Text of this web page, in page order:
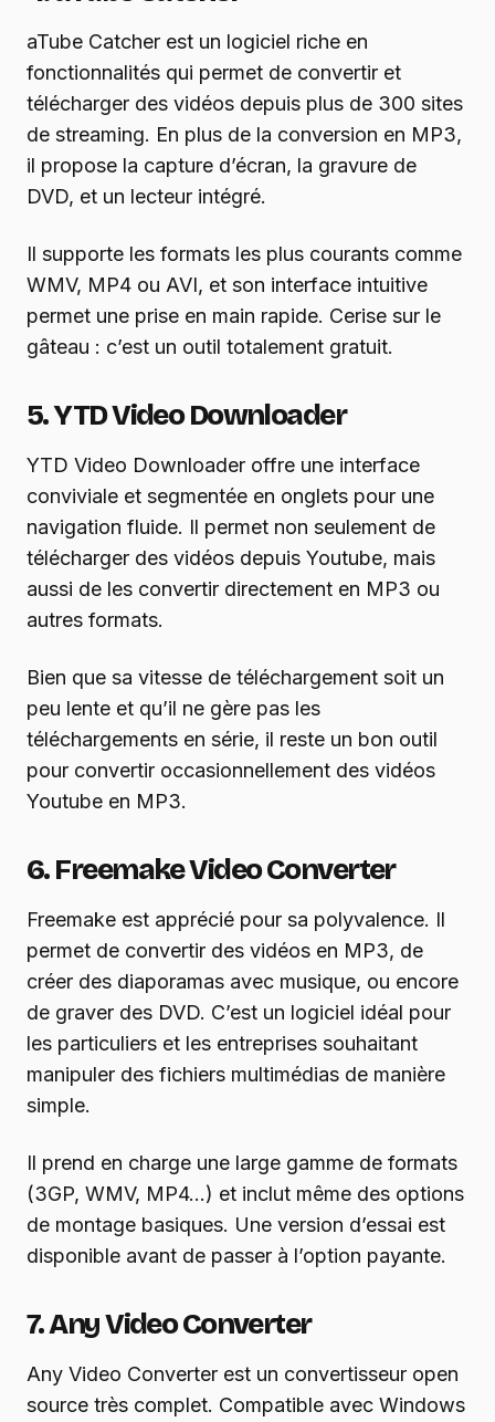
aTube Catcher est un logiciel riche en
fonctionnalités qui permet de convertir et
télécharger des vidéos depuis plus de 300 sites
de streaming. En plus de la conversion en MP3,
il propose la capture d’écran, la gravure de
DVD, et un lecteur intégré.
Il supporte les formats les plus courants comme
WMV, MP4 ou AVI, et son interface intuitive
permet une prise en main rapide. Cerise sur le
gâteau : c’est un outil totalement gratuit.
5. YTD Video Downloader
YTD Video Downloader offre une interface
conviviale et segmentée en onglets pour une
navigation fluide. Il permet non seulement de
télécharger des vidéos depuis Youtube, mais
aussi de les convertir directement en MP3 ou
autres formats.
Bien que sa vitesse de téléchargement soit un
peu lente et qu’il ne gère pas les
téléchargements en série, il reste un bon outil
pour convertir occasionnellement des vidéos
Youtube en MP3.
6. Freemake Video Converter
Freemake est apprécié pour sa polyvalence. Il
permet de convertir des vidéos en MP3, de
créer des diaporamas avec musique, ou encore
de graver des DVD. C’est un logiciel idéal pour
les particuliers et les entreprises souhaitant
manipuler des fichiers multimédias de manière
simple.
Il prend en charge une large gamme de formats
(3GP, WMV, MP4…) et inclut même des options
de montage basiques. Une version d’essai est
disponible avant de passer à l’option payante.
7. Any Video Converter
Any Video Converter est un convertisseur open
source très complet. Compatible avec Windows